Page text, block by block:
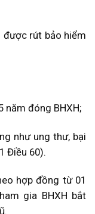
được rút bảo hiểm
năm đóng BHXH;
như ung thư, bại
Điều 60).
hợp đồng từ 01
gia BHXH bắt